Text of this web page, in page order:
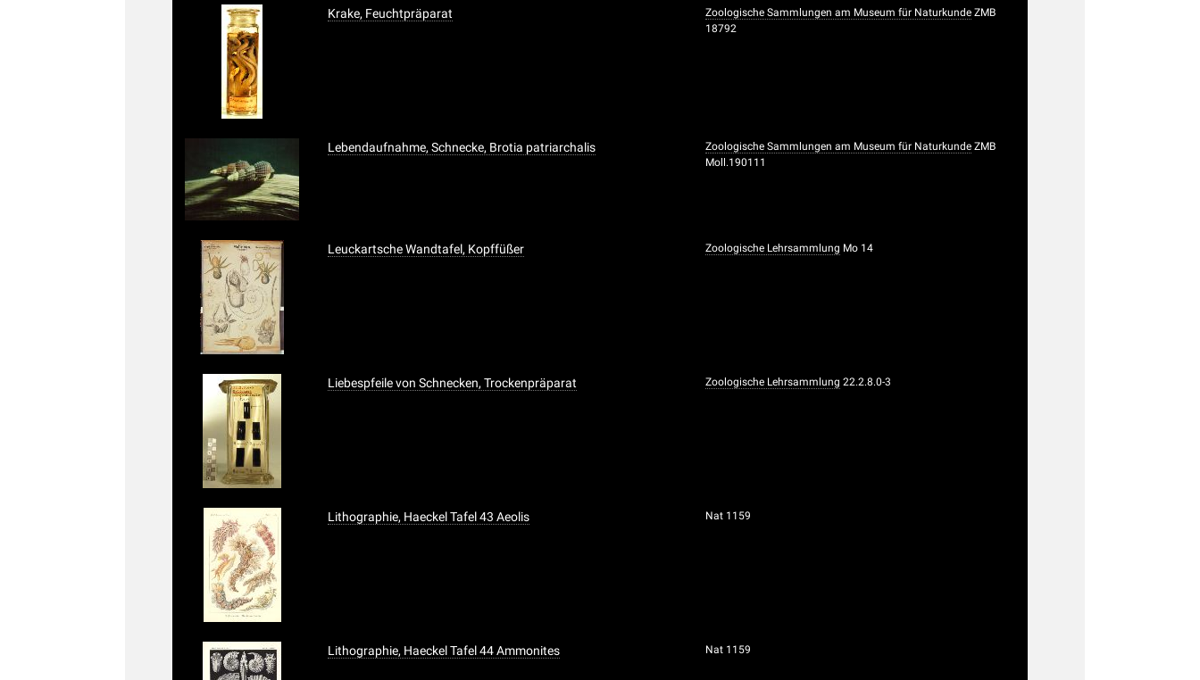
Krake, Feuchtpräparat Zoologische Sammlungen am Museum für Naturkunde ZMB
18792
Lebendaufnahme, Schnecke, Brotia patriarchalis Zoologische Sammlungen am Museum für Naturkunde ZMB
Moll.190111
Leuckartsche Wandtafel, Kopffüßer Zoologische Lehrsammlung Mo 14
Liebespfeile von Schnecken, Trockenpräparat Zoologische Lehrsammlung 22.2.8.0-3
Lithographie, Haeckel Tafel 43 Aeolis Nat 1159
Lithographie, Haeckel Tafel 44 Ammonites Nat 1159